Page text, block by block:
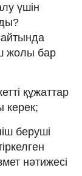
үшін
жолы бар
құжаттар
керек;
беруші
нәтижесі